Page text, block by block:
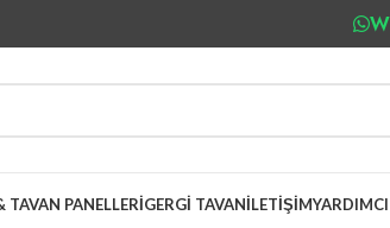
TAVAN PANELLERIGERGI TAVANİLETIŞIM